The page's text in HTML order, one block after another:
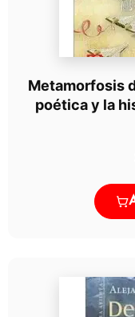
Metamorfosis
poética y la